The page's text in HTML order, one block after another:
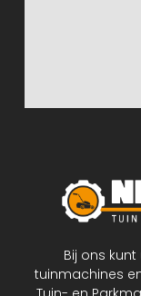
Bij ons
tuinmachines